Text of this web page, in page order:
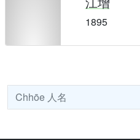
1895